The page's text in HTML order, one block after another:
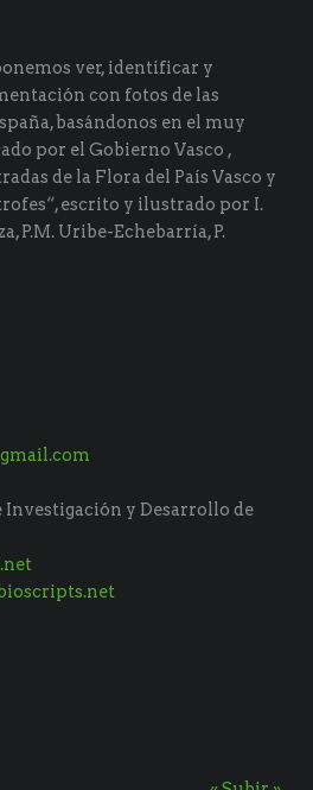
ver, identificar y
con fotos de las
basándonos en el muy
por el Gobierno Vasco ,
de la Flora del País Vasco y
escrito y ilustrado por I.
P.M. Uribe-Echebarría, P.
y Desarrollo de